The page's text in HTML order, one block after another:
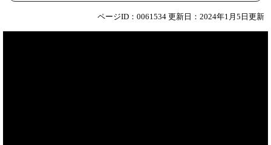
ページID：0061534 更新日：2024年1月5日更新